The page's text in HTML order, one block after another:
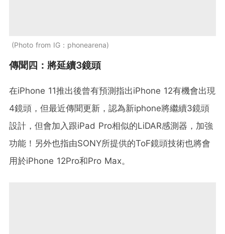
Photo from IG：phonearena
傳聞四：將延續3鏡頭
在iPhone 11推出後曾有預測指出iPhone 12有機會出現
4鏡頭，但最近傳聞更新，認為新iphone將繼續3鏡頭
設計，但會加入跟iPad Pro相似的LiDAR感測器，加強
功能！另外也指由SONY所提供的ToF鏡頭技術也將會
用於iPhone 12Pro和Pro Max。